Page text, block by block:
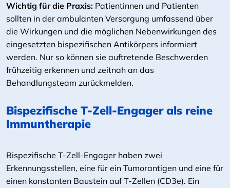
Wichtig für die Praxis: Patientinnen und Patienten
sollten in der ambulanten Versorgung umfassend über
die Wirkungen und die möglichen Nebenwirkungen des
eingesetzten bispezifischen Antikörpers informiert
werden. Nur so können sie auftretende Beschwerden
frühzeitig erkennen und zeitnah an das
Behandlungsteam zurückmelden.
Bispezifische T-Zell-Engager als reine
Immuntherapie
Bispezifische T-Zell-Engager haben zwei
Erkennungsstellen, eine für ein Tumorantigen und eine für
einen konstanten Baustein auf T-Zellen (CD3e). Ein